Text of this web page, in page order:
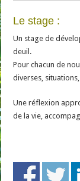
Le stage :
Un stage de
deuil.
Pour chacun de
diverses,
Une réflexion
de la vie,